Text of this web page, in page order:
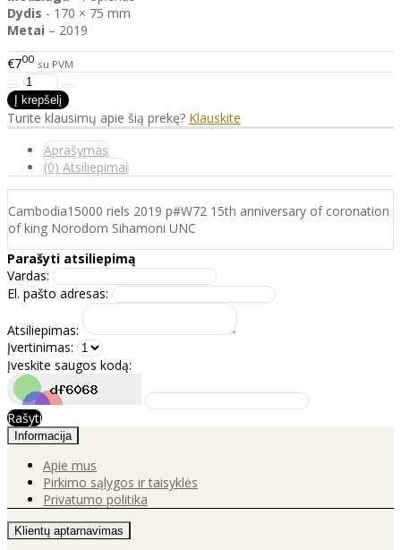
Dydis - 170 × 75 mm
Metai – 2019
€700 su PVM
Turite klausimų apie šią prekę? Klauskite
Aprašymas
(0) Atsiliepimai
Cambodia15000 riels 2019 p#W72 15th anniversary of coronation
of king Norodom Sihamoni UNC
Parašyti atsiliepimą
Vardas:
El. pašto adresas:
Atsiliepimas:
Įvertinimas:
Įveskite saugos kodą:
Rašyti
Informacija
Apie mus
Pirkimo sąlygos ir taisyklės
Privatumo politika
Klientų aptarnavimas